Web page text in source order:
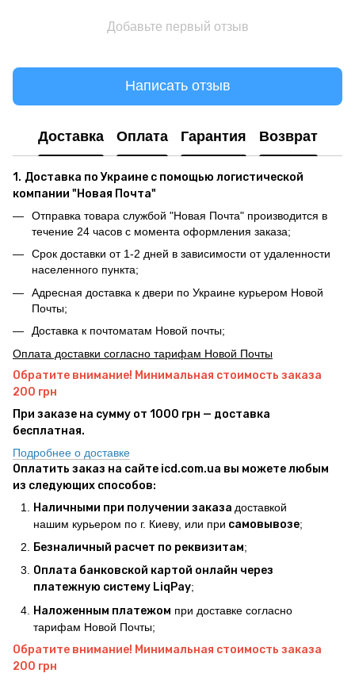
Добавьте первый отзыв
Написать отзыв
Доставка Оплата Гарантия Возврат
1. Доставка по Украине с помощью логистической
компании "Новая Почта"
Отправка товара службой "Новая Почта" производится в
течение 24 часов с момента оформления заказа;
Срок доставки от 1-2 дней в зависимости от удаленности
населенного пункта;
Адресная доставка к двери по Украине курьером Новой
Почты;
Доставка к почтоматам Новой почты;
Оплата доставки согласно тарифам Новой Почты
Обратите внимание! Минимальная стоимость заказа
200 грн
При заказе на сумму от 1000 грн — доставка
бесплатная.
Подробнее о доставке
Оплатить заказ на сайте icd.com.ua вы можете любым
из следующих способов:
Наличными при получении заказа доставкой
нашим курьером по г. Киеву, или при самовывозе;
Безналичный расчет по реквизитам;
Оплата банковской картой онлайн через
платежную систему LiqPay;
Наложенным платежом при доставке согласно
тарифам Новой Почты;
Обратите внимание! Минимальная стоимость заказа
200 грн